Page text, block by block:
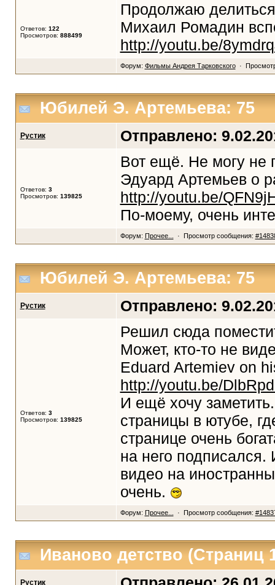
Ответов: 122
Просмотров: 888499
Продолжаю
Михаил Ромадин
http://youtu.be/
Форум: Фильмы Андрея Тарковского·
Юбилей Э. Артемьева: 75
Рустик Отправлено:
Ответов: 3
Просмотров: 139825
Вот ещё. Не могу не
Эдуард Артемьев о
http://youtu.be/
По-моему, очень
Форум: Прочее... · Просмотр сообщения:
Юбилей Э. Артемьева: 75
Рустик Отправлено:
Ответов: 3
Просмотров: 139825
Решил сюда
Может, кто-то не
Eduard Artemiev on
http://youtu.be/
И ещё хочу
страницы в ютубе,
странице очень
на него
видео на
очень.
Форум: Прочее... · Просмотр сообщения:
Иваново детство (Страниц
Рустик